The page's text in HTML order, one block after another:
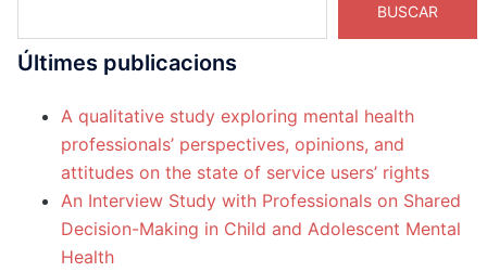
BUSCAR
Últimes publicacions
A qualitative study exploring mental health
professionals’ perspectives, opinions, and
attitudes on the state of service users’ rights
An Interview Study with Professionals on Shared
Decision-Making in Child and Adolescent Mental
Health